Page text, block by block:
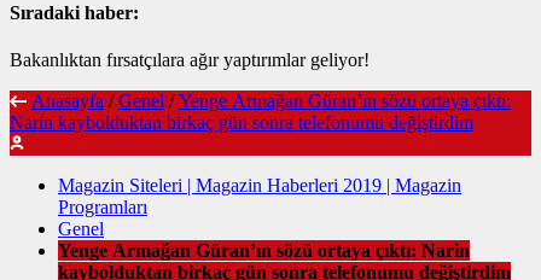
Sıradaki haber:
Bakanlıktan fırsatçılara ağır yaptırımlar geliyor!
Anasayfa / Genel / Yenge Armağan Güran’ın sözü ortaya çıktı:
Narin kaybolduktan birkaç gün sonra telefonumu değiştirdim
Magazin Siteleri | Magazin Haberleri 2019 | Magazin
Programları
Genel
Yenge Armağan Güran’ın sözü ortaya çıktı: Narin
kaybolduktan birkaç gün sonra telefonumu değiştirdim